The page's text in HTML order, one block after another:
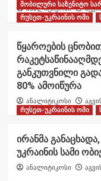
ანალიტიკოსი
მობილური საზენიტო
რუსეთ-უკრაინის ომი
წყაროების
განკუთვნილი
80% ამოიწურა
ანალიტიკოსი
რუსეთ-უკრაინის ომი
ირანმა
უკრაინის სამი
ანალიტიკოსი